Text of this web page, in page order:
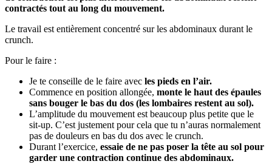
contractés tout au long du mouvement.
Le travail est entièrement concentré sur les abdominaux durant le
crunch.
Pour le faire :
Je te conseille de le faire avec les pieds en l’air.
Commence en position allongée, monte le haut des épaules
sans bouger le bas du dos (les lombaires restent au sol).
L’amplitude du mouvement est beaucoup plus petite que le
sit-up. C’est justement pour cela que tu n’auras normalement
pas de douleurs en bas du dos avec le crunch.
Durant l’exercice, essaie de ne pas poser la tête au sol pour
garder une contraction continue des abdominaux.